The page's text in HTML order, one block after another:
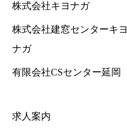
株式会社キヨナガ
株式会社建窓センターキヨ
ナガ
有限会社CSセンター延岡
求人案内